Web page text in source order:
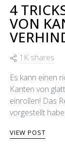
4
VON
1K shares
Es kann einen
Kanten von
einrollen! Das
vorgestellt
VIEW POST